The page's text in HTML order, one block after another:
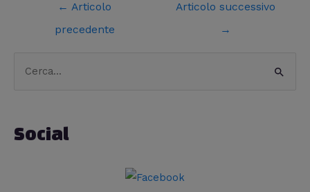
← Articolo
precedente
Articolo successivo
→
c
Social
g